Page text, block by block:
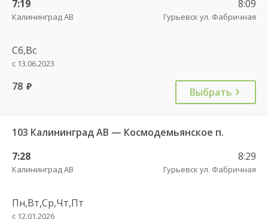
7:19
Калининград АВ
8:09
Гурьевск ул. Фабричная
Сб,Вс
с 13.06.2023
78 руб. Выбрать
103 Калининград АВ — Космодемьянское п.
7:28
Калининград АВ
8:29
Гурьевск ул. Фабричная
Пн,Вт,Ср,Чт,Пт
с 12.01.2026